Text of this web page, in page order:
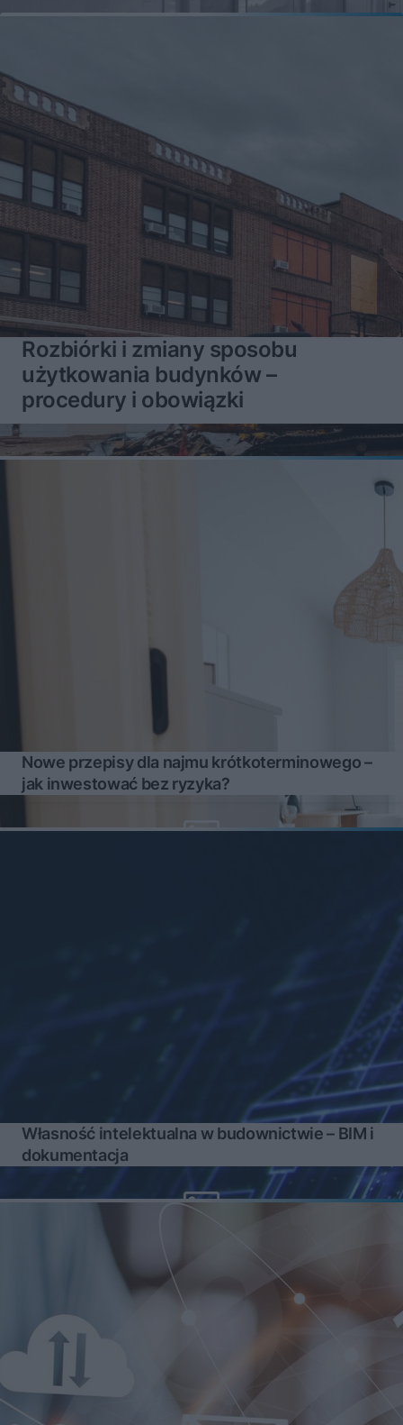
Rozbiórki i zmiany sposobu
użytkowania budynków –
procedury i obowiązki
Nowe przepisy dla najmu krótkoterminowego –
jak inwestować bez ryzyka?
Własność intelektualna w budownictwie – BIM i
dokumentacja